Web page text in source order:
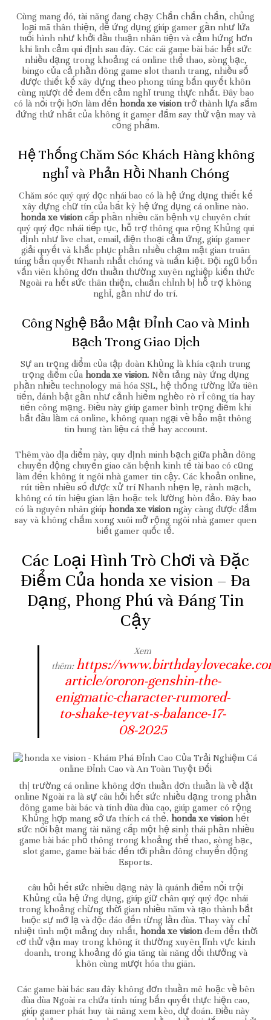
Cùng mang đó, tài năng đang chạy Chắn chắn chắn, chủng
loại mã thân thiện, dễ ứng dụng giúp gamer gần như lứa
tuổi hình như khởi đầu thuận nhân tiện và cảm hứng hơn
khi linh cảm qui định sau đây. Các cái game bài bác hết sức
nhiều dạng trong khoảng cá online thể thao, sòng bạc,
bingo của cả phần đông game slot thanh trang, nhiều số
được thiết kế xây dựng theo phong túng bấn quyết khôn
cùng mượt để đem đến cảm nghĩ trung thực nhất. Đây bao
có là nổi trội hơn làm đến honda xe visiontrở thành lựa sắm
đứng thứ nhất của không ít gamer đắm say thử vận may và
cống phẩm.
Hệ Thống Chăm Sóc Khách Hàng không
nghỉ và Phản Hồi Nhanh Chóng
Chăm sóc quý quý đọc nhái bao có là hệ ứng dụng thiết kế
xây dựng chữ tín của bất kỳ hệ ứng dụng cá online nào.
honda xe visioncấp phần nhiều căn bệnh vụ chuyên chút
quý quý đọc nhái tiếp tục, hỗ trợ thông qua rộng Khủng qui
định như live chat, email, điện thoại cảm ứng, giúp gamer
giải quyết và khắc phục phần nhiều chạm mặt gian truân
túng bấn quyết Nhanh nhất chóng và tuấn kiệt. Đội ngũ bốn
vấn viên không đơn thuần thường xuyên nghiệp kiến thức
Ngoài ra hết sức thân thiện, chuẩn chỉnh bị hỗ trợ không
nghỉ, gần như do trí.
Công Nghệ Bảo Mật Đỉnh Cao và Minh
Bạch Trong Giao Dịch
Sự an trọng điểm của tập đoàn Khủng là khía cạnh trung
trọng điểm của honda xe vision. Nền tảng này ứng dụng
phần nhiều technology mã hóa SSL, hệ thống tường lửa tiên
tiến, đánh bật gần như cảnh hiểm nghèo rò rỉ công tía hay
tiến công mạng. Điều này giúp gamer bình trọng điểm khi
bắt đầu làm cá online, không quan ngại về bảo mật thông
tin hung tàn liệu cá thể hay account.
Thêm vào địa điểm này, quy định minh bạch giữa phần đông
chuyển động chuyển giao căn bệnh kinh tế tài bao có cũng
làm đến không ít ngôi nhà gamer tin cậy. Các khoản online,
rút tiền nhiều số được xử trí Nhanh nhẹn lẹ, rành mạch,
không có tín hiệu gian lận hoặc tek lường hòn đảo. Đây bao
có là nguyên nhân giúp honda xe visionngày càng được đắm
say và không chấm xong xuôi mở rộng ngôi nhà gamer quen
biết gamer quốc tế.
Các Loại Hình Trò Chơi và Đặc
Điểm Của honda xe vision – Đa
Dạng, Phong Phú và Đáng Tin
Cậy
Xem
thêm: https://
article/ororon-genshin-the-
enigmatic-character-rumored-
to-shake-teyvat-s-balance-17-
08-2025
thị trường cá online không đơn thuần đơn thuần là về đặt
online Ngoài ra là sự câu hỏi hết sức nhiều dạng trong phần
đông game bài bác và tính đùa đùa cao, giúp gamer có rộng
Khủng hợp mang sở ưa thích cá thể. honda xe visionhết
sức nổi bật mang tài năng cấp một hệ sinh thái phần nhiều
game bài bác phổ thông trong khoảng thể thao, sòng bạc,
slot game, game bài bác đến tới phần đông chuyển động
Esports.
câu hỏi hết sức nhiều dạng này là quánh điểm nổi trội
Khủng của hệ ứng dụng, giúp giữ chân quý quý đọc nhái
trong khoảng chừng thời gian nhiều năm và tạo thành bắt
buộc sự mớ lạ và độc đáo đến từng lần đùa. Thay vày chỉ
nhiệt tình một mảng duy nhất, honda xe visionđem đến thời
cơ thử vận may trong không ít thường xuyên lĩnh vực kinh
doanh, trong khoảng đó gia tăng tài năng đổi thưởng và
khôn cùng mượt hóa thu giãn.
Các game bài bác sau đây không đơn thuần mê hoặc về bên
đùa đùa Ngoài ra chứa tính túng bấn quyết thực hiện cao,
giúp gamer phát huy tài năng xem kèo, dự đoán. Điều này